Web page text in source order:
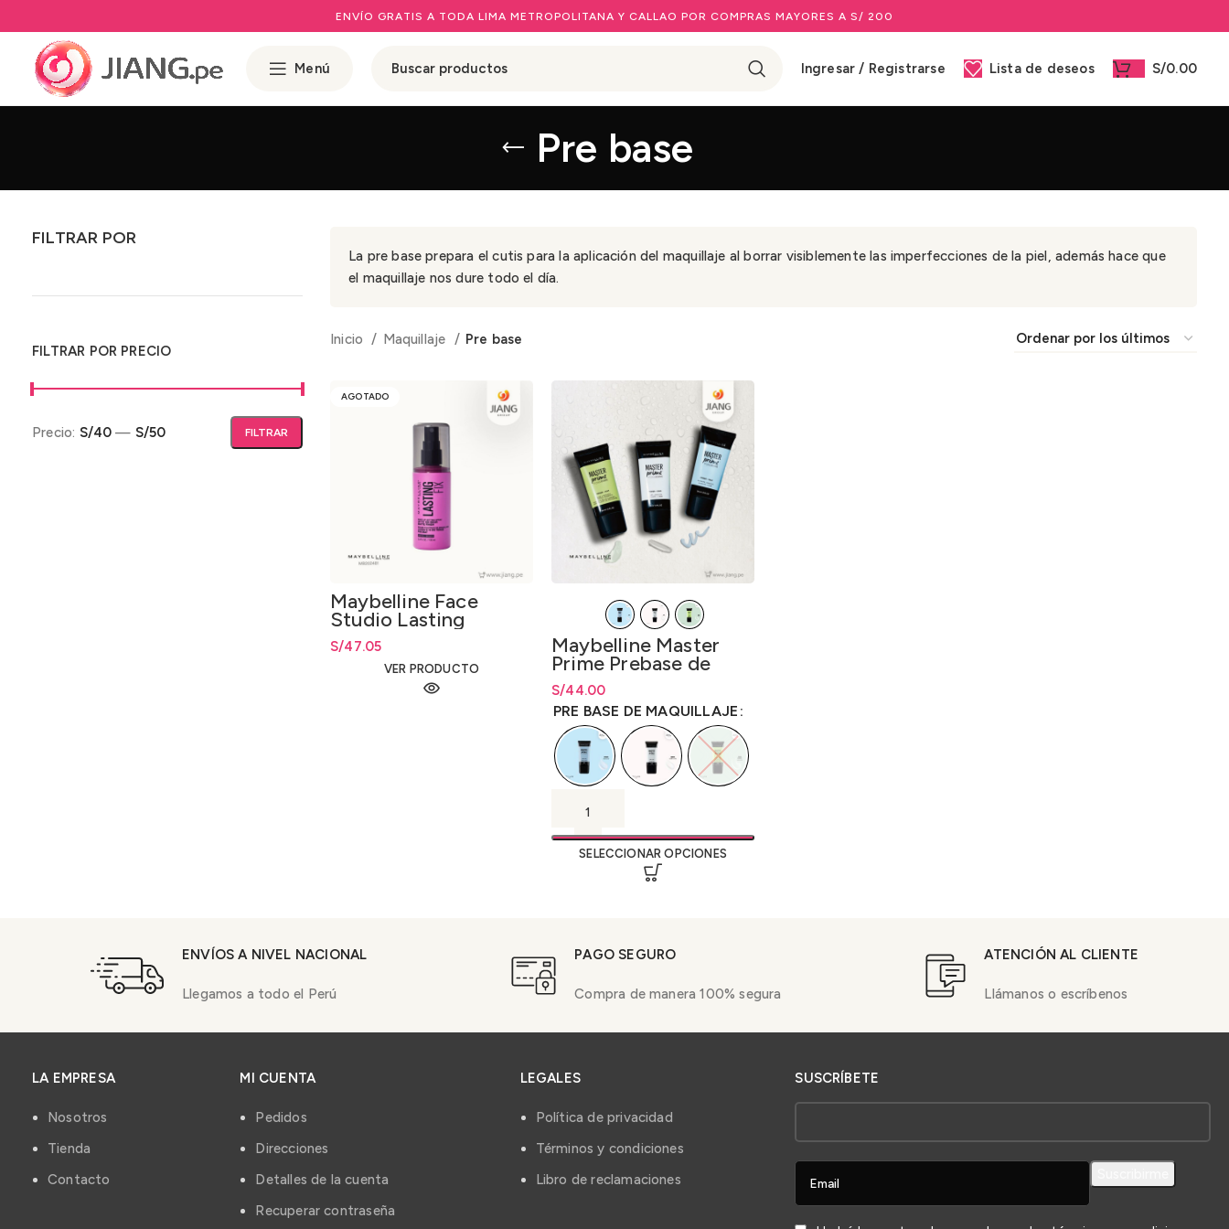
ENVÍO GRATIS A TODA LIMA METROPOLITANA Y CALLAO POR COMPRAS MAYORES A S/ 200
Menú Ingresar / Registrarse Lista de deseos S/0.00
Pre base
FILTRAR POR
FILTRAR POR PRECIO
Precio mínimo
Precio máximo FILTRAR
Precio: S/40 — S/50
La pre base prepara el cutis para la aplicación del maquillaje al borrar visiblemente las imperfecciones de la piel, además hace que
el maquillaje nos dure todo el día.
Inicio Maquillaje Pre base
AGOTADO
Maybelline Face
Studio Lasting
Fijador de Maquillaje
en Spray 100ml.
S/47.05
VER PRODUCTO
Maybelline Master
Prime Prebase de
Maquillaje 30ml.
S/44.00
Rango de precios: desde
S/44.00hastaS/44.00
PRE BASE DE MAQUILLAJE
SELECCIONAR OPCIONES
ENVÍOS A NIVEL NACIONAL
Llegamos a todo el Perú
PAGO SEGURO
Compra de manera 100% segura
ATENCIÓN AL CLIENTE
Llámanos o escríbenos
LA EMPRESA
Nosotros
Tienda
Contacto
MI CUENTA
Pedidos
Direcciones
Detalles de la cuenta
Recuperar contraseña
LEGALES
Política de privacidad
Términos y condiciones
Libro de reclamaciones
SUSCRÍBETE